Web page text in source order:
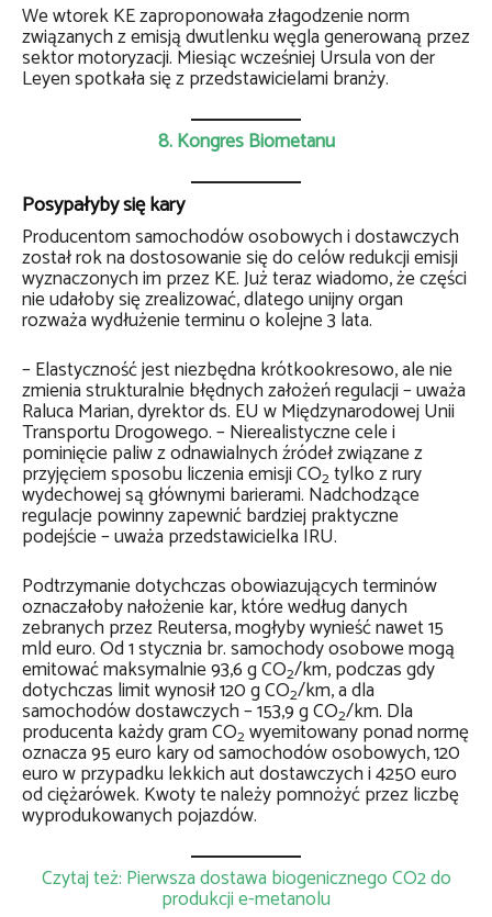
We wtorek KE zaproponowała złagodzenie norm
związanych z emisją dwutlenku węgla generowaną przez
sektor motoryzacji. Miesiąc wcześniej Ursula von der
Leyen spotkała się z przedstawicielami branży.
8. Kongres Biometanu
Posypałyby się kary
Producentom samochodów osobowych i dostawczych
został rok na dostosowanie się do celów redukcji emisji
wyznaczonych im przez KE. Już teraz wiadomo, że części
nie udałoby się zrealizować, dlatego unijny organ
rozważa wydłużenie terminu o kolejne 3 lata.
– Elastyczność jest niezbędna krótkookresowo, ale nie
zmienia strukturalnie błędnych założeń regulacji – uważa
Raluca Marian, dyrektor ds. EU w Międzynarodowej Unii
Transportu Drogowego. – Nierealistyczne cele i
pominięcie paliw z odnawialnych źródeł związane z
przyjęciem sposobu liczenia emisji CO2tylko z rury
wydechowej są głównymi barierami. Nadchodzące
regulacje powinny zapewnić bardziej praktyczne
podejście – uważa przedstawicielka IRU.
Podtrzymanie dotychczas obowiazujących terminów
oznaczałoby nałożenie kar, które według danych
zebranych przez Reutersa, mogłyby wynieść nawet 15
mld euro. Od 1 stycznia br. samochody osobowe mogą
emitować maksymalnie 93,6 g CO2/km, podczas gdy
dotychczas limit wynosił 120 g CO2/km, a dla
samochodów dostawczych – 153,9 g CO2/km. Dla
producenta każdy gram CO2wyemitowany ponad normę
oznacza 95 euro kary od samochodów osobowych, 120
euro w przypadku lekkich aut dostawczych i 4250 euro
od ciężarówek. Kwoty te należy pomnożyć przez liczbę
wyprodukowanych pojazdów.
Czytaj też: Pierwsza dostawa biogenicznego CO2 do
produkcji e-metanolu